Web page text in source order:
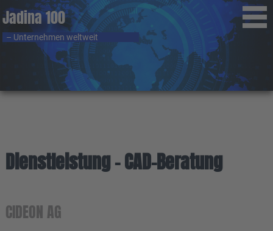
Jadina 100
– Unternehmen weltweit
Dienstleistung - CAD-Beratung
CIDEON AG